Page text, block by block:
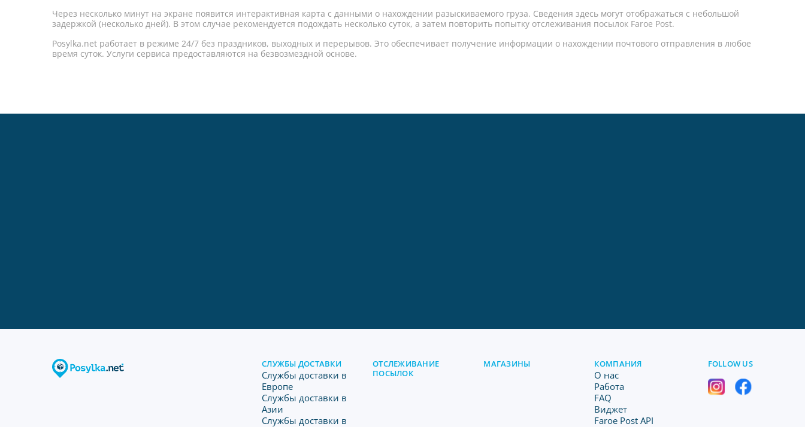
Через несколько минут на экране появится интерактивная карта с данными о нахождении разыскиваемого груза. Сведения здесь могут отображаться с небольшой
задержкой (несколько дней). В этом случае рекомендуется подождать несколько суток, а затем повторить попытку отслеживания посылок Faroe Post.
Posylka.net работает в режиме 24/7 без праздников, выходных и перерывов. Это обеспечивает получение информации о нахождении почтового отправления в любое
время суток. Услуги сервиса предоставляются на безвозмездной основе.
СЛУЖБЫ ДОСТАВКИ
Службы доставки в
Европе
Службы доставки в
Азии
Службы доставки в
ОТСЛЕЖИВАНИЕ
ПОСЫЛОК
МАГАЗИНЫ КОМПАНИЯ
O нас
Работа
FAQ
Виджет
Faroe Post API
FOLLOW US